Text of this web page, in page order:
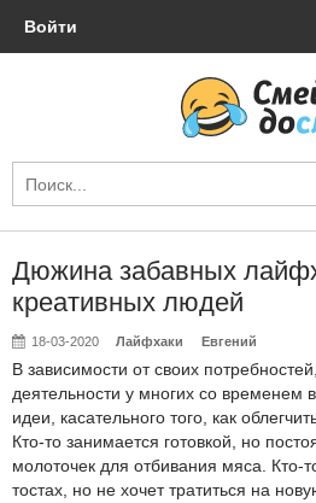
Войти
Дюжина забавных
креативных людей
18-03-2020 Лайфхаки Евгений
В зависимости от своих
деятельности у многих со временем
идеи, касательного того, как
Кто-то занимается готовкой, но
молоточек для отбивания мяса. Кто-
тостах, но не хочет тратиться на